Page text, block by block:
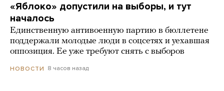
«Яблоко» допустили на выборы, и тут
началось
Единственную антивоенную партию в бюллетене
поддержали молодые люди в соцсетях и уехавшая
оппозиция. Ее уже требуют снять с выборов
НОВОСТИ 8 часов назад